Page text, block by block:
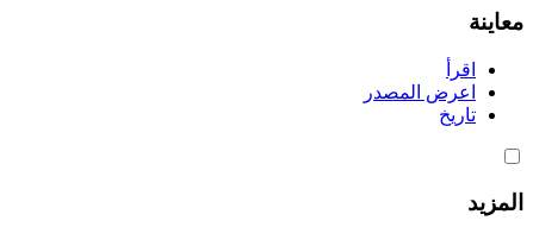
معاينة
اقرأ
اعرض المصدر
تاريخ
المزيد